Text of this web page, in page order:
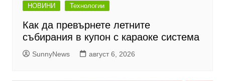
НОВИНИ Технологии
Как да превърнете летните
събирания в купон с караоке система
SunnyNews август 6, 2026